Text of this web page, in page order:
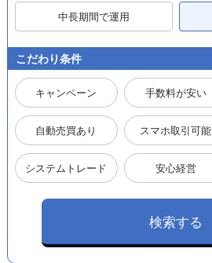
中長期間で運用
こだわり条件
キャンペーン 手数料が安い
自動売買あり スマホ取引可能
システムトレード 安心経営
検索する